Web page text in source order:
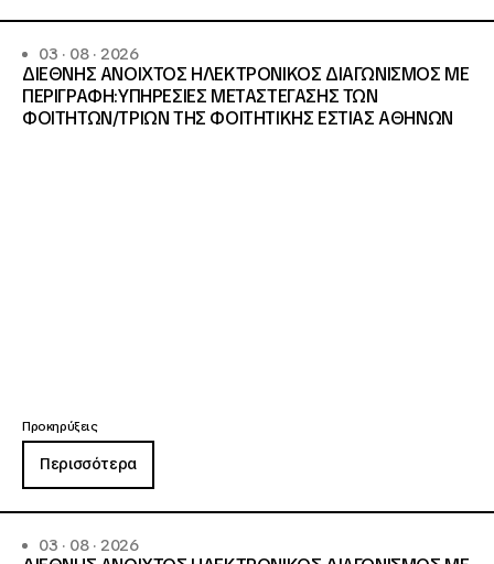
03 · 08 · 2026
ΔΙΕΘΝΗΣ ΑΝΟΙΧΤΟΣ ΗΛΕΚΤΡΟΝΙΚΟΣ ΔΙΑΓΩΝΙΣΜΟΣ ΜΕ
ΠΕΡΙΓΡΑΦΗ:ΥΠΗΡΕΣΙΕΣ METAΣΤΕΓΑΣΗΣ ΤΩΝ
ΦΟΙΤΗΤΩΝ/ΤΡΙΩΝ ΤΗΣ ΦΟΙΤΗΤΙΚΗΣ ΕΣΤΙΑΣ ΑΘΗΝΩΝ
Προκηρύξεις
Περισσότερα
03 · 08 · 2026